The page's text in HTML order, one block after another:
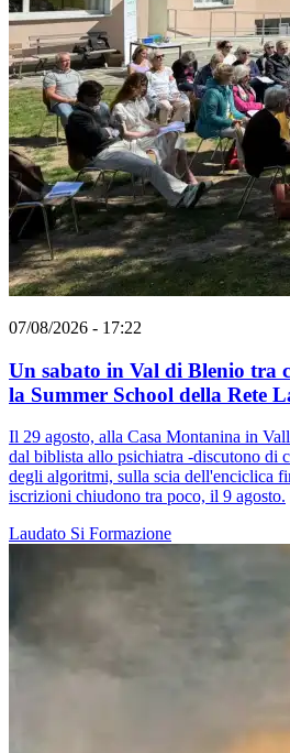
07/08/2026 - 17:22
Un sabato in Val di Blenio tra
la Summer School della Rete
Il 29 agosto, alla Casa Montanina in
dal biblista allo psichiatra -discutono di
degli algoritmi, sulla scia dell'enciclica
iscrizioni chiudono tra poco, il 9 agosto.
Laudato Si Formazione